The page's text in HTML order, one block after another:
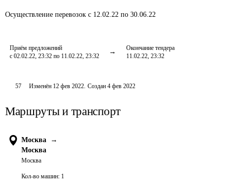
Осуществление перевозок с 12.02.22 по 30.06.22
Приём предложений
с 02.02.22, 23:32 по 11.02.22, 23:32
Окончание тендера
11.02.22, 23:32
57 Изменён 12 фев 2022. Создан 4 фев 2022
Маршруты и транспорт
Москва
→
Москва
Москва
Кол-во машин: 1